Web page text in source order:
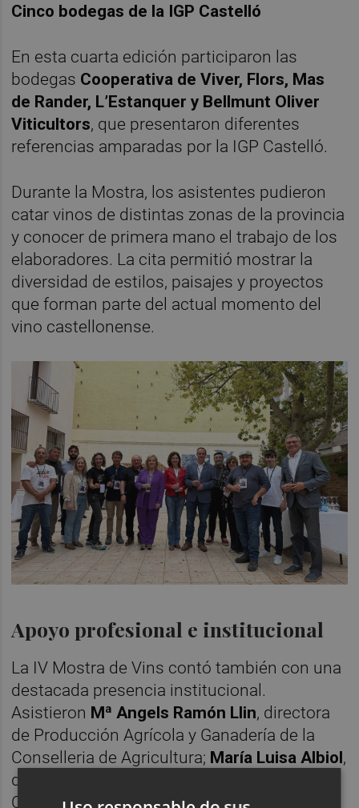
Cinco bodegas de la IGP Castelló
En esta cuarta edición participaron las
bodegas Cooperativa de Viver, Flors, Mas
de Rander, L’Estanquer y Bellmunt Oliver
Viticultors, que presentaron diferentes
referencias amparadas por la IGP Castelló.
Durante la Mostra, los asistentes pudieron
catar vinos de distintas zonas de la provincia
y conocer de primera mano el trabajo de los
elaboradores. La cita permitió mostrar la
diversidad de estilos, paisajes y proyectos
que forman parte del actual momento del
vino castellonense.
Apoyo profesional e institucional
La IV Mostra de Vins contó también con una
destacada presencia institucional.
Asistieron Mª Angels Ramón Llin, directora
de Producción Agrícola y Ganadería de la
Conselleria de Agricultura; María Luisa Albiol,
directora territorial de Agricultura en
Castellón;Silvia Pastor, del Registro